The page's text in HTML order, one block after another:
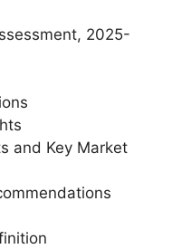
2025-
and Key Market